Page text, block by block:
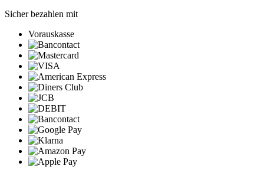
Sicher bezahlen mit
Vorauskasse